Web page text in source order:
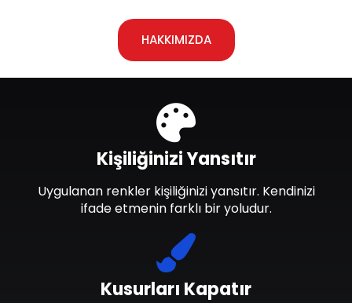
HAKKIMIZDA
Kusurları Kapatır
Kişiliğinizi Yansıtır
Uygulanan renkler kişiliğinizi yansıtır. Kendinizi
ifade etmenin farklı bir yoludur.